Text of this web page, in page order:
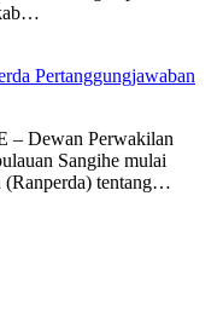
Pertanggungjawaban
Dewan Perwakilan
Sangihe mulai
(Ranperda) tentang…